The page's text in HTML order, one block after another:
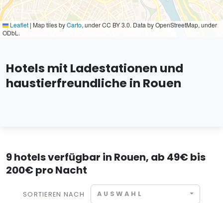
Leaflet | Map tiles byCarto, under CC BY 3.0. Data by OpenStreetMap, under
ODbL.
Hotels mit Ladestationen und
haustierfreundliche in Rouen
9 hotels verfügbar in Rouen, ab 49€ bis
200€ pro Nacht
SORTIEREN NACH AUSWAHL